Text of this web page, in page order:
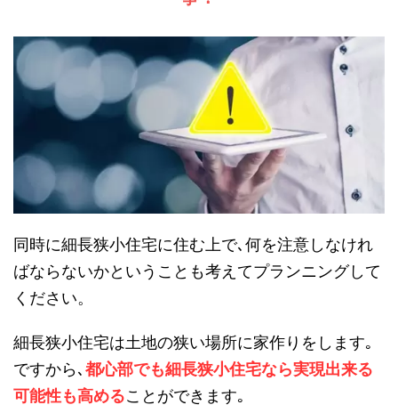
同時に細長狭小住宅に住む上で､何を注意しなけれ
ばならないかということも考えてプランニングして
ください。
細長狭小住宅は土地の狭い場所に家作りをします｡
ですから､ 都心部でも細長狭小住宅なら実現出来る
可能性も高めることができます｡